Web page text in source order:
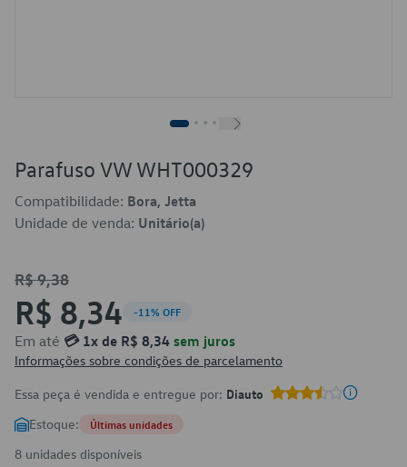
Parafuso VW WHT000329
Compatibilidade: Bora, Jetta
Unidade de venda: Unitário(a)
R$ 9,38
R$ 8,34 -11% OFF
Em até 💳 1x de R$ 8,34 sem juros
Informações sobre condições de parcelamento
Essa peça é vendida e entregue por: Diauto
Estoque: Últimas unidades
8 unidades disponíveis